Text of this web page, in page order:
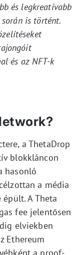
és legkreatívabb
is történt.
és az NFT-k
a ThetaDrop
blokkláncon
hasonló
a média
A Theta
fee jelentősen
elviekben
Ethereum